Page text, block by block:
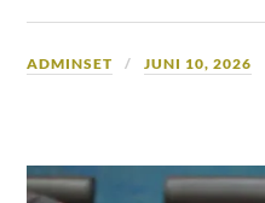
ADMINSET JUNI 10, 2026